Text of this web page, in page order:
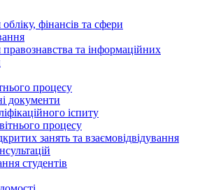
фінансів та сфери
правознавства та інформаційних
процесу
документи
іспиту
процесу
занять та взаємовідвідування
студентів